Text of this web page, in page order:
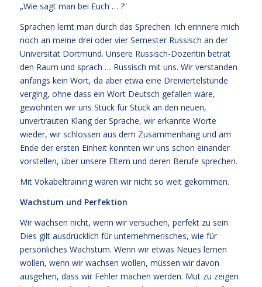
„Wie sagt man bei Euch … ?“
Sprachen lernt man durch das Sprechen. Ich erinnere mich
noch an meine drei oder vier Semester Russisch an der
Universität Dortmund. Unsere Russisch-Dozentin betrat
den Raum und sprach … Russisch mit uns. Wir verstanden
anfangs kein Wort, da aber etwa eine Dreiviertelstunde
verging, ohne dass ein Wort Deutsch gefallen wäre,
gewöhnten wir uns Stück für Stück an den neuen,
unvertrauten Klang der Sprache, wir erkannte Worte
wieder, wir schlossen aus dem Zusammenhang und am
Ende der ersten Einheit konnten wir uns schon einander
vorstellen, über unsere Eltern und deren Berufe sprechen.
Mit Vokabeltraining wären wir nicht so weit gekommen.
Wachstum und Perfektion
Wir wachsen nicht, wenn wir versuchen, perfekt zu sein.
Dies gilt ausdrücklich für unternehmerisches, wie für
persönliches Wachstum. Wenn wir etwas Neues lernen
wollen, wenn wir wachsen wollen, müssen wir davon
ausgehen, dass wir Fehler machen werden. Mut zu zeigen